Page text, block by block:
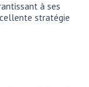
à ses
stratégie